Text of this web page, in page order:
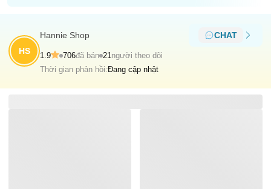
HS
Hannie Shop CHAT
1.9 706đã bán 21 người theo dõi
Thời gian phản hồi:Đang cập nhật